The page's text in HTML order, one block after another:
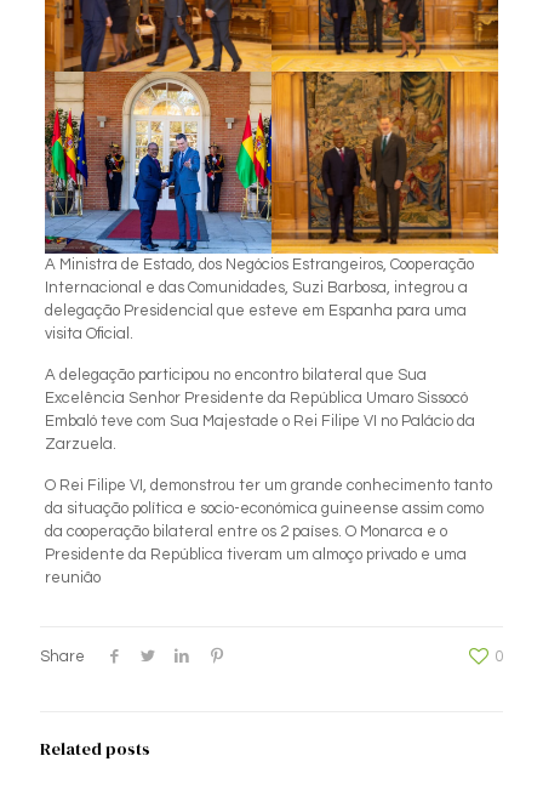
A Ministra de Estado, dos Negócios Estrangeiros, Cooperação
Internacional e das Comunidades, Suzi Barbosa, integrou a
delegação Presidencial que esteve em Espanha para uma
visita Oficial.
A delegação participou no encontro bilateral que Sua
Excelência Senhor Presidente da República Umaro Sissocó
Embaló teve com Sua Majestade o Rei Filipe VI no Palácio da
Zarzuela.
O Rei Filipe VI, demonstrou ter um grande conhecimento tanto
da situação política e socio-económica guineense assim como
da cooperação bilateral entre os 2 países. O Monarca e o
Presidente da República tiveram um almoço privado e uma
reuniâo
Share 0
Related posts